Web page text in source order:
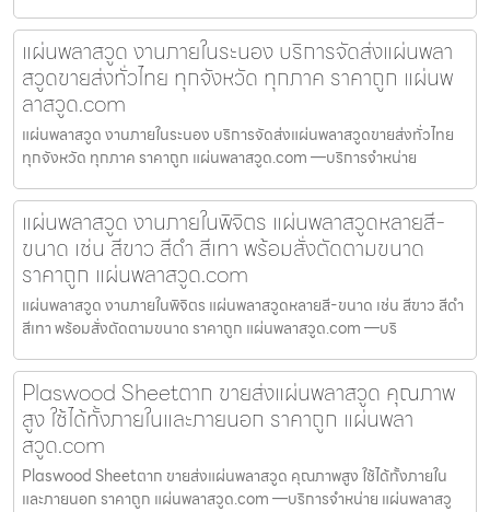
แผ่นพลาสวูด งานภายในระนอง บริการจัดส่งแผ่นพลา
สวูดขายส่งทั่วไทย ทุกจังหวัด ทุกภาค ราคาถูก แผ่นพ
ลาสวูด.com
แผ่นพลาสวูด งานภายในระนอง บริการจัดส่งแผ่นพลาสวูดขายส่งทั่วไทย
ทุกจังหวัด ทุกภาค ราคาถูก แผ่นพลาสวูด.com —บริการจำหน่าย
แผ่นพลาสวูด งานภายในพิจิตร แผ่นพลาสวูดหลายสี-
ขนาด เช่น สีขาว สีดำ สีเทา พร้อมสั่งตัดตามขนาด
ราคาถูก แผ่นพลาสวูด.com
แผ่นพลาสวูด งานภายในพิจิตร แผ่นพลาสวูดหลายสี-ขนาด เช่น สีขาว สีดำ
สีเทา พร้อมสั่งตัดตามขนาด ราคาถูก แผ่นพลาสวูด.com —บริ
Plaswood Sheetตาก ขายส่งแผ่นพลาสวูด คุณภาพ
สูง ใช้ได้ทั้งภายในและภายนอก ราคาถูก แผ่นพลา
สวูด.com
Plaswood Sheetตาก ขายส่งแผ่นพลาสวูด คุณภาพสูง ใช้ได้ทั้งภายใน
และภายนอก ราคาถูก แผ่นพลาสวูด.com —บริการจำหน่าย แผ่นพลาสวู